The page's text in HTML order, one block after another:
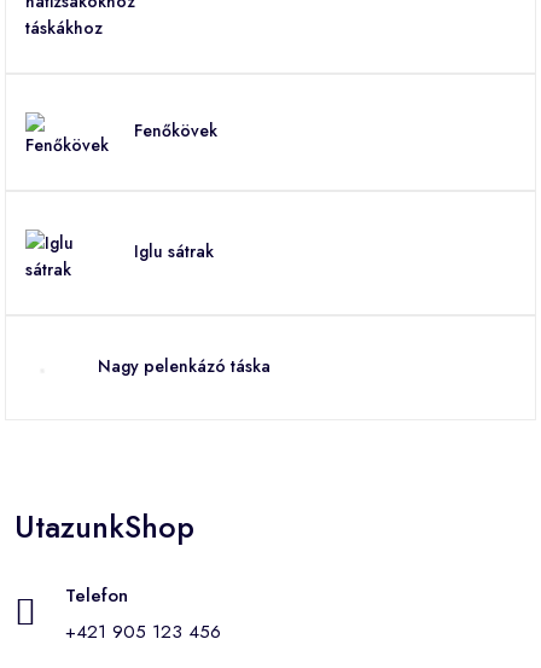
Fenőkövek
Iglu sátrak
Nagy pelenkázó táska
UtazunkShop
Telefon
+421 905 123 456